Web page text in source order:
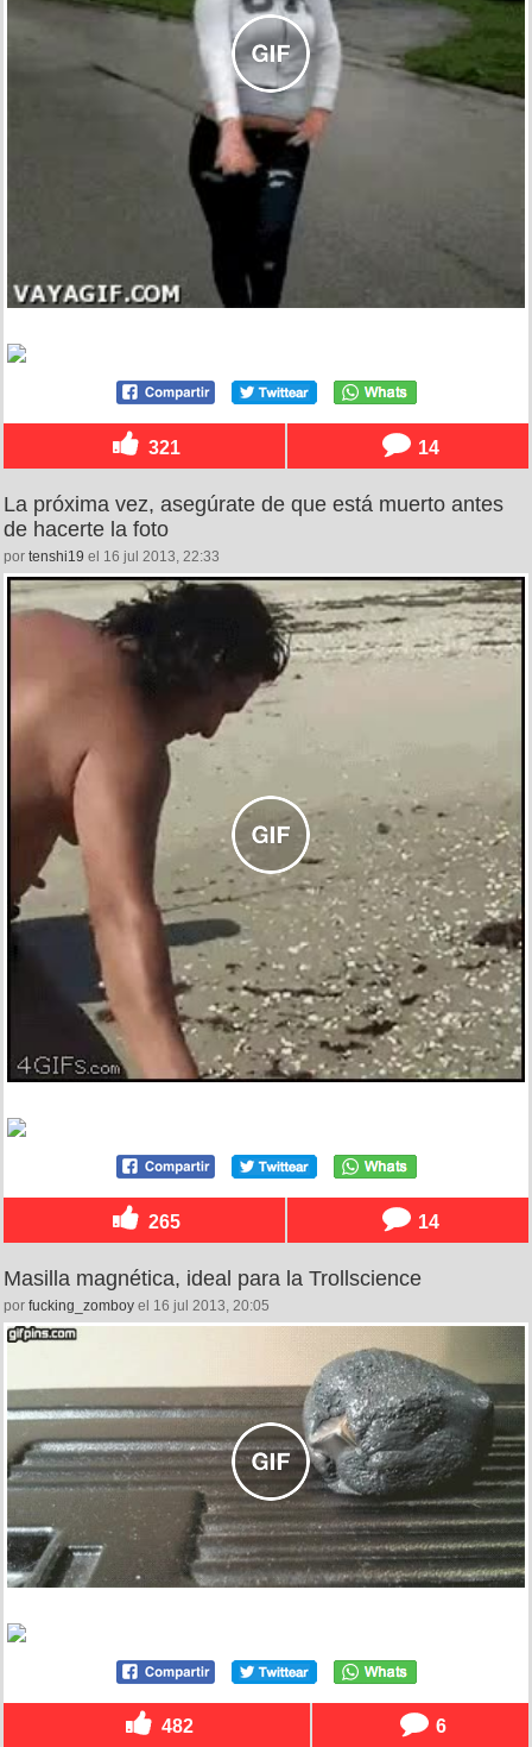
321 14
La próxima vez, asegúrate de que está muerto antes
de hacerte la foto
por tenshi19 el 16 jul 2013, 22:33
265 14
Masilla magnética, ideal para la Trollscience
por fucking_zomboy el 16 jul 2013, 20:05
482 6